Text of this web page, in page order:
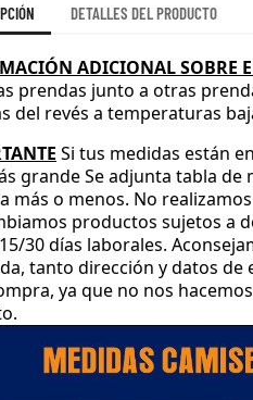
DETALLES DEL PRODUCTO
ADICIONAL SOBRE
prendas junto a otras
del revés a temperaturas
Si tus medidas están
grandeSe adjunta tabla de
más o menos. No
productos sujetos a
/30 días laborales.
, tanto dirección y datos
, ya que no nos
.